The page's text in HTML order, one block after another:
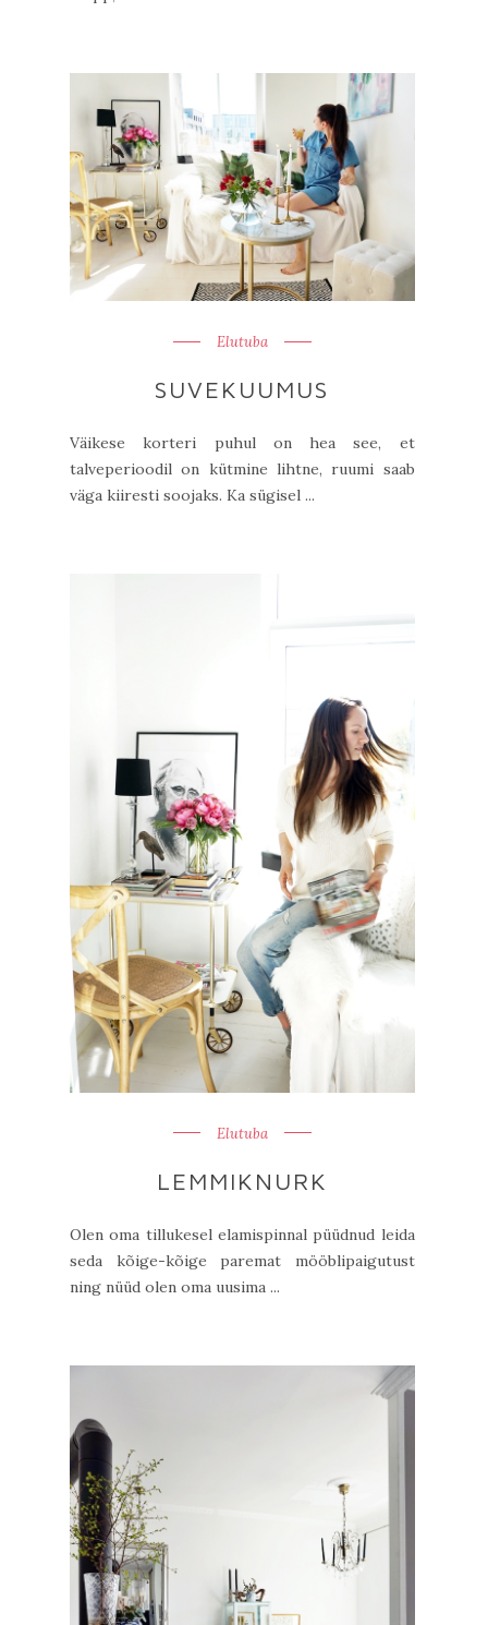
Elutuba
SUVEKUUMUS
Väikese korteri puhul on hea see, et
talveperioodil on kütmine lihtne, ruumi saab
väga kiiresti soojaks. Ka sügisel ...
Elutuba
LEMMIKNURK
Olen oma tillukesel elamispinnal püüdnud leida
seda kõige-kõige paremat mööblipaigutust
ning nüüd olen oma uusima ...